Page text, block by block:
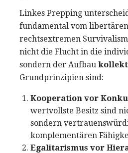
Linkes Prepping
fundamental vom
rechtsextremen
nicht die Flucht in die
sondern der Aufbau
Grundprinzipien sind:
Kooperation vor
wertvollste Besitz sind
sondern
komplementären
Egalitarismus vor